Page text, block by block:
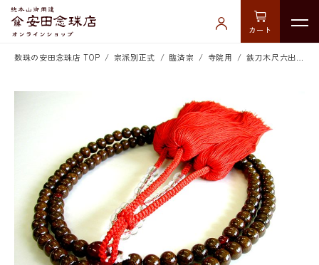
カート
数珠の安田念珠店 TOP 宗派別正式 臨済宗 寺院用 鉄刀木尺六出頭用装束 朱 正絹切房親四天瑪瑙入(紙箱付き)